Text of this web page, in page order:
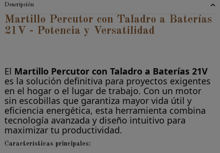
Descripción
Martillo Percutor con Taladro a Baterías
21V - Potencia y Versatilidad
El Martillo Percutor con Taladro a Baterías 21V
es la solución definitiva para proyectos exigentes
en el hogar o el lugar de trabajo. Con un motor
sin escobillas que garantiza mayor vida útil y
eficiencia energética, esta herramienta combina
tecnología avanzada y diseño intuitivo para
maximizar tu productividad.
Características principales: